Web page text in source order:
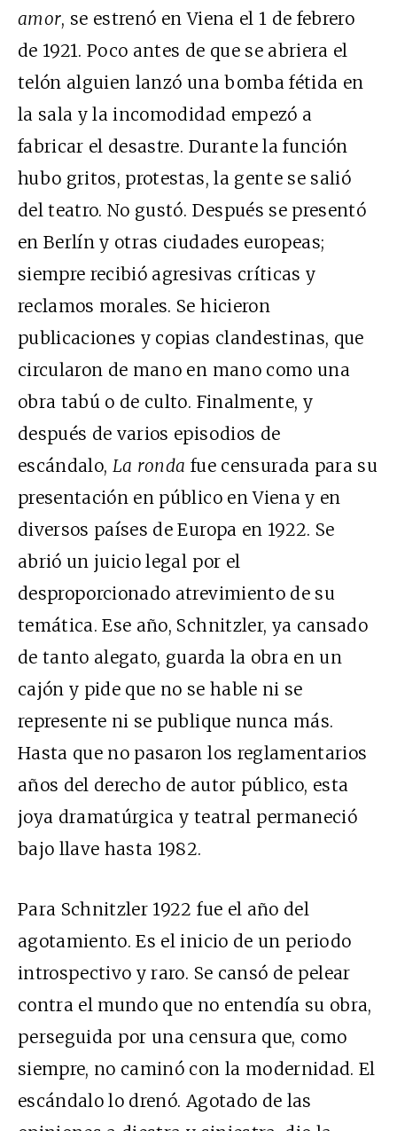
amor, se estrenó en Viena el 1 de febrero
de 1921. Poco antes de que se abriera el
telón alguien lanzó una bomba fétida en
la sala y la incomodidad empezó a
fabricar el desastre. Durante la función
hubo gritos, protestas, la gente se salió
del teatro. No gustó. Después se presentó
en Berlín y otras ciudades europeas;
siempre recibió agresivas críticas y
reclamos morales. Se hicieron
publicaciones y copias clandestinas, que
circularon de mano en mano como una
obra tabú o de culto. Finalmente, y
después de varios episodios de
escándalo, La ronda fue censurada para su
presentación en público en Viena y en
diversos países de Europa en 1922. Se
abrió un juicio legal por el
desproporcionado atrevimiento de su
temática. Ese año, Schnitzler, ya cansado
de tanto alegato, guarda la obra en un
cajón y pide que no se hable ni se
represente ni se publique nunca más.
Hasta que no pasaron los reglamentarios
años del derecho de autor público, esta
joya dramatúrgica y teatral permaneció
bajo llave hasta 1982.
Para Schnitzler 1922 fue el año del
agotamiento. Es el inicio de un periodo
introspectivo y raro. Se cansó de pelear
contra el mundo que no entendía su obra,
perseguida por una censura que, como
siempre, no caminó con la modernidad. El
escándalo lo drenó. Agotado de las